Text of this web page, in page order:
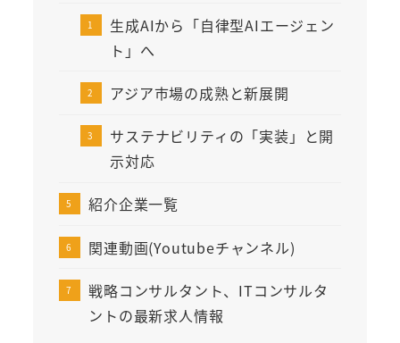
生成AIから「自律型AIエージェン
ト」へ
アジア市場の成熟と新展開
サステナビリティの「実装」と開
示対応
紹介企業一覧
関連動画(Youtubeチャンネル)
戦略コンサルタント、ITコンサルタ
ントの最新求人情報